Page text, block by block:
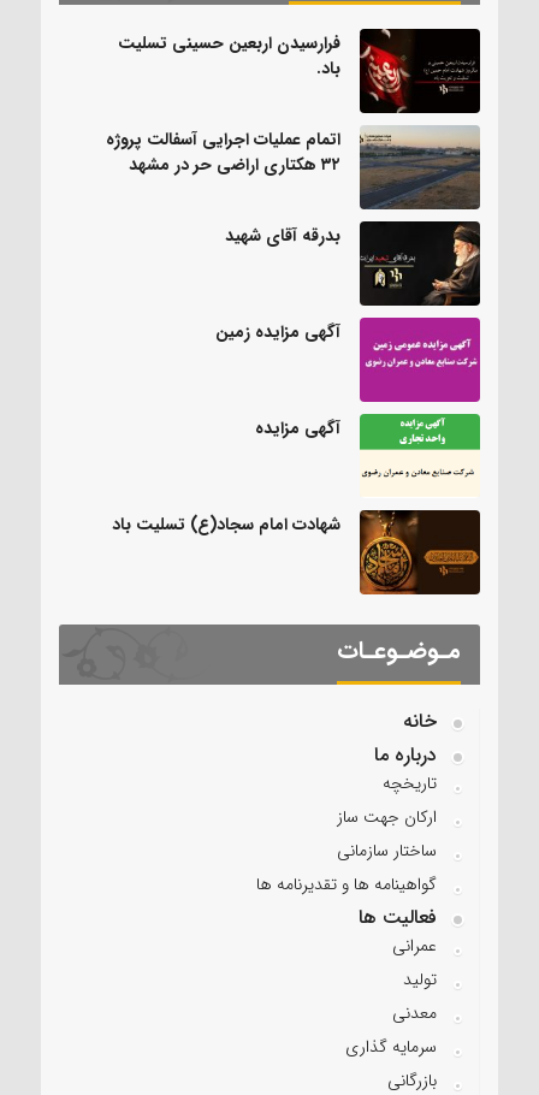
فرارسیدن اربعین حسینی تسلیت
باد.
اتمام عملیات اجرایی آسفالت پروژه
۳۲ هکتاری اراضی حر در مشهد
بدرقه آقای شهید
آگهی مزایده زمین
آگهی مزایده
شهادت امام سجاد(ع) تسلیت باد
مـوضـوعـات
خانه
درباره ما
تاریخچه
ارکان جهت ساز
ساختار سازمانی
گواهینامه ها و تقدیرنامه ها
فعالیت ها
عمرانی
تولید
معدنی
سرمایه گذاری
بازرگانی